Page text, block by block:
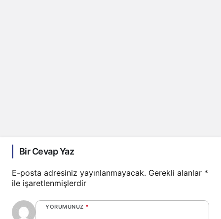
Bir Cevap Yaz
E-posta adresiniz yayınlanmayacak. Gerekli alanlar *
ile işaretlenmişlerdir
YORUMUNUZ *